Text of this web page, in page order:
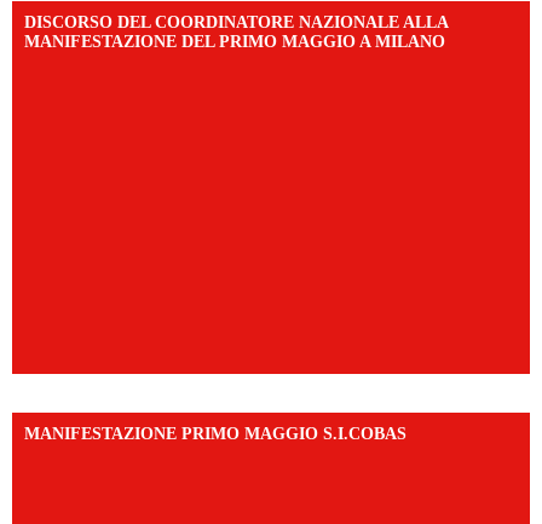
DISCORSO DEL COORDINATORE NAZIONALE ALLA
MANIFESTAZIONE DEL PRIMO MAGGIO A MILANO
MANIFESTAZIONE PRIMO MAGGIO S.I.COBAS